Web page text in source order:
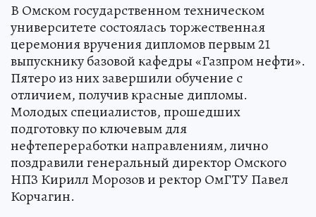
В Омском государственном техническом
университете состоялась торжественная
церемония вручения дипломов первым 21
выпускнику базовой кафедры «Газпром нефти».
Пятеро из них завершили обучение с
отличием, получив красные дипломы.
Молодых специалистов, прошедших
подготовку по ключевым для
нефтепереработки направлениям, лично
поздравили генеральный директор Омского
НПЗ Кирилл Морозов и ректор ОмГТУ Павел
Корчагин.